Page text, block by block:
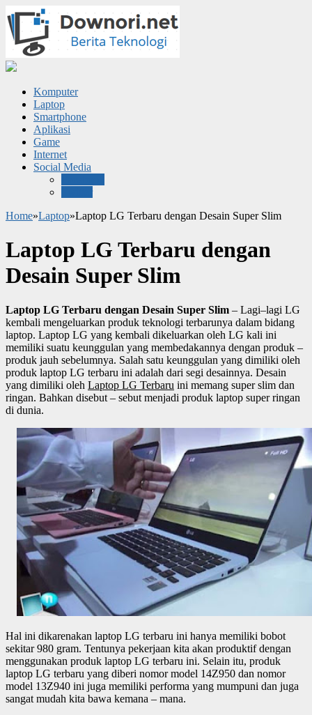
Komputer
Laptop
Smartphone
Aplikasi
Game
Internet
Social Media
Home»Laptop»Laptop LG Terbaru dengan Desain Super Slim
Laptop LG Terbaru dengan
Desain Super Slim
Laptop LG Terbaru dengan Desain Super Slim – Lagi–lagi LG
kembali mengeluarkan produk teknologi terbarunya dalam bidang
laptop. Laptop LG yang kembali dikeluarkan oleh LG kali ini
memiliki suatu keunggulan yang membedakannya dengan produk –
produk jauh sebelumnya. Salah satu keunggulan yang dimiliki oleh
produk laptop LG terbaru ini adalah dari segi desainnya. Desain
yang dimiliki oleh Laptop LG Terbaru ini memang super slim dan
ringan. Bahkan disebut – sebut menjadi produk laptop super ringan
di dunia.
Hal ini dikarenakan laptop LG terbaru ini hanya memiliki bobot
sekitar 980 gram. Tentunya pekerjaan kita akan produktif dengan
menggunakan produk laptop LG terbaru ini. Selain itu, produk
laptop LG terbaru yang diberi nomor model 14Z950 dan nomor
model 13Z940 ini juga memiliki performa yang mumpuni dan juga
sangat mudah kita bawa kemana – mana.